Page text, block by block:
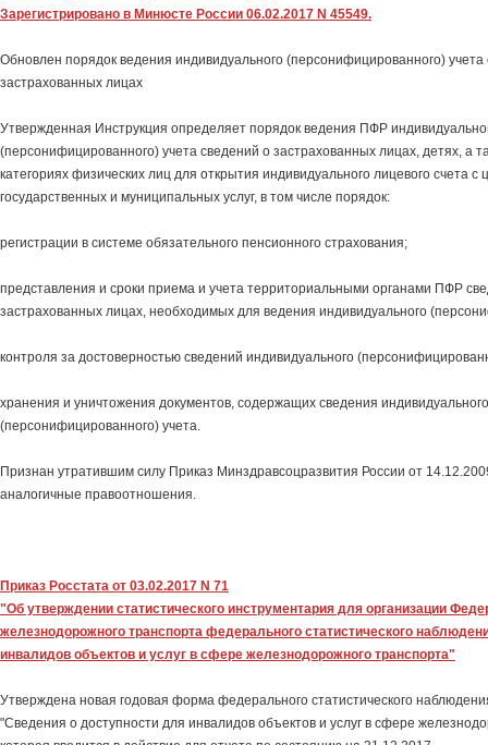
Зарегистрировано в Минюсте России 06.02.2017 N 45549.
Обновлен порядок ведения индивидуального (персонифицированного) учета
застрахованных лицах
Утвержденная Инструкция определяет порядок ведения ПФР
(персонифицированного) учета сведений о застрахованных лицах, детях, а
категориях физических лиц для открытия индивидуального лицевого счета
государственных и муниципальных услуг, в том числе порядок:
регистрации в системе обязательного пенсионного страхования;
представления и сроки приема и учета территориальными органами ПФР
застрахованных лицах, необходимых для ведения индивидуального
контроля за достоверностью сведений индивидуального
хранения и уничтожения документов, содержащих сведения индивидуального
(персонифицированного) учета.
Признан утратившим силу Приказ Минздравсоцразвития России от
аналогичные правоотношения.
Приказ Росстата от 03.02.2017 N 71
"Об утверждении статистического инструментария для организации
железнодорожного транспорта федерального статистического
инвалидов объектов и услуг в сфере железнодорожного транспорта"
Утверждена новая годовая форма федерального статистического
"Сведения о доступности для инвалидов объектов и услуг в сфере